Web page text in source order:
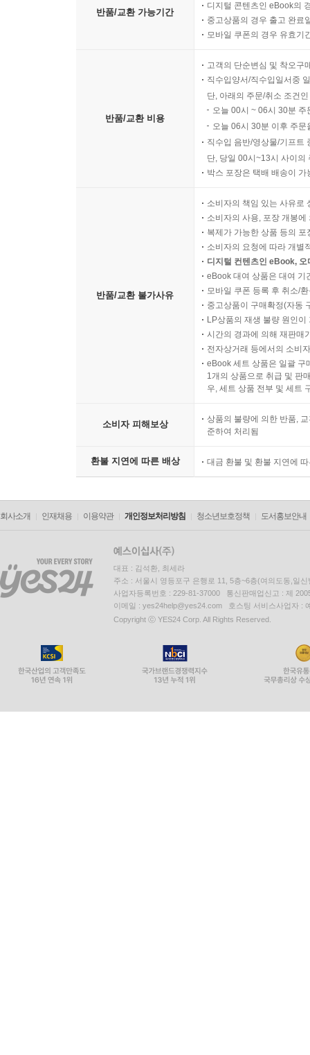
반품/교환 가능기간
디지털 콘텐츠인 eBook의
중고상품의 경우 출고 완료
모바일 쿠폰의 경우 유효기
반품/교환 비용
고객의 단순변심 및 착오구
직수입양서/직수입일서중
단, 아래의 주문/취소 조건
오늘 00시 ~ 06시 30분
오늘 06시 30분 이후 주
직수입 음반/영상물/기프트
단, 당일 00시~13시 사이의
박스 포장은 택배 배송이
반품/교환 불가사유
소비자의 책임 있는 사유로
소비자의 사용, 포장 개봉
복제가 가능한 상품 등의
소비자의 요청에 따라 개별
디지털 컨텐츠인 eBook,
eBook 대여 상품은 대여 기
모바일 쿠폰 등록 후 취소/
중고상품이 구매확정(자동
LP상품의 재생 불량 원인
시간의 경과에 의해 재판매
전자상거래 등에서의 소비
eBook 세트 상품은 일괄 구
1개의 상품으로 취급 및 판
우, 세트 상품 전부 및 세트
소비자 피해보상
상품의 불량에 의한 반품,
준하여 처리됨
환불 지연에 따른 배상 대금 환불 및 환불 지연에
회사소개 인재채용 이용약관 개인정보처리방침 청소년보호정책 도서홍보안내
대표 : 김석환, 최세라
주소 : 서울시 영등포구 은행로 11, 5층~6층(여의도동,일신
사업자등록번호 : 229-81-37000 통신판매업신고 : 제
이메일 : yes24help@yes24.com 호스팅 서비스사업자 :
Copyright ⓒ YES24 Corp. All Rights Reserved.